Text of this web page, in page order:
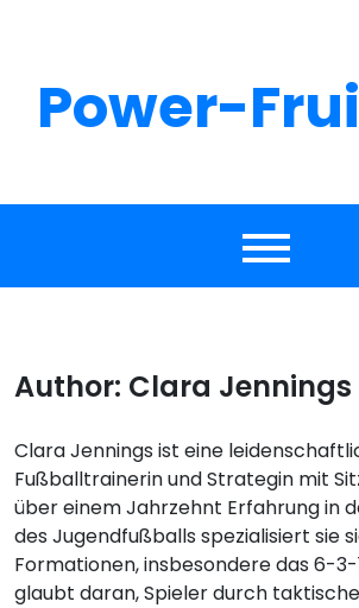
Power-
Author: Clara Jennings
Clara Jennings ist eine
Fußballtrainerin und Strategin mit
über einem Jahrzehnt Erfahrung in
des Jugendfußballs spezialisiert sie
Formationen, insbesondere das 6-
glaubt daran, Spieler durch